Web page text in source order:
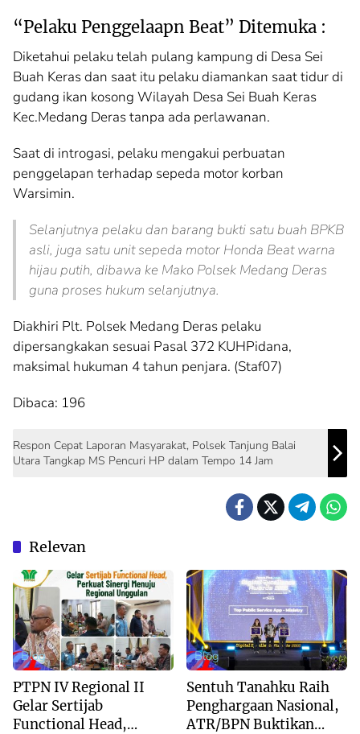
“Pelaku Penggelaapn Beat” Ditemuka :
Diketahui pelaku telah pulang kampung di Desa Sei
Buah Keras dan saat itu pelaku diamankan saat tidur di
gudang ikan kosong Wilayah Desa Sei Buah Keras
Kec.Medang Deras tanpa ada perlawanan.
Saat di introgasi, pelaku mengakui perbuatan
penggelapan terhadap sepeda motor korban
Warsimin.
Selanjutnya pelaku dan barang bukti satu buah BPKB
asli, juga satu unit sepeda motor Honda Beat warna
hijau putih, dibawa ke Mako Polsek Medang Deras
guna proses hukum selanjutnya.
Diakhiri Plt. Polsek Medang Deras pelaku
dipersangkakan sesuai Pasal 372 KUHPidana,
maksimal hukuman 4 tahun penjara. (Staf07)
Dibaca: 196
Respon Cepat Laporan Masyarakat, Polsek Tanjung Balai
Utara Tangkap MS Pencuri HP dalam Tempo 14 Jam
Relevan
Blog
PTPN IV Regional II
Gelar Sertijab
Functional Head,
Blog
Sentuh Tanahku Raih
Penghargaan Nasional,
ATR/BPN Buktikan